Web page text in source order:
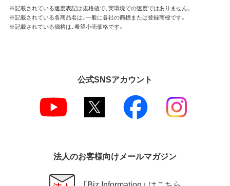
※記載されている速度表記は規格値で、実環境での速度ではありません。
※記載されている各商品名は、一般に各社の商標または登録商標です。
※記載されている価格は、希望小売価格です。
公式SNSアカウント
法人のお客様向けメールマガジン